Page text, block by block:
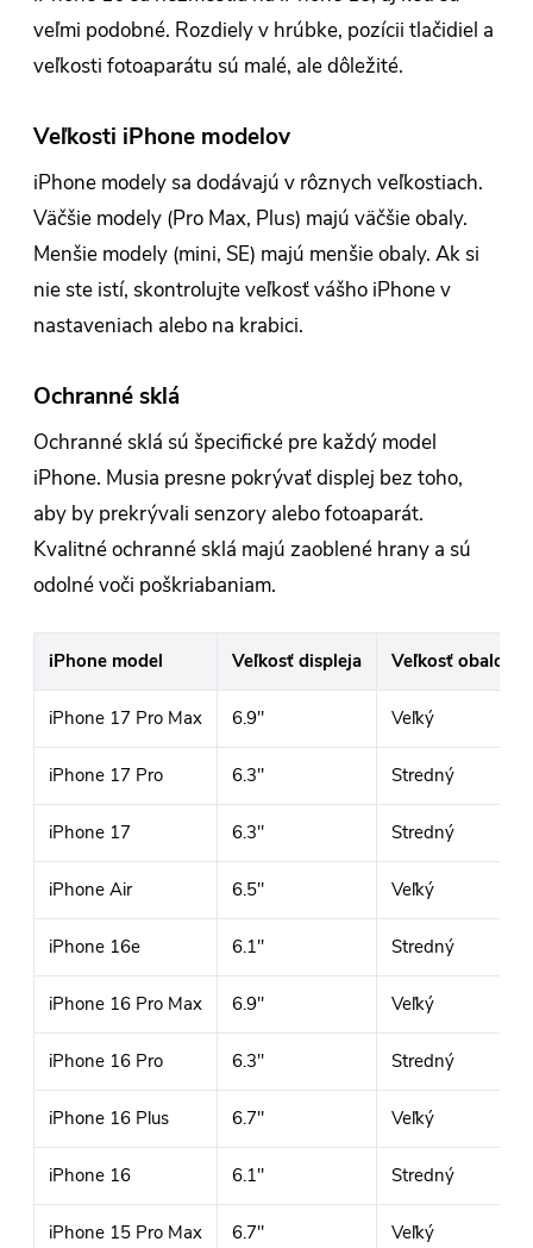
veľmi podobné. Rozdiely v hrúbke, pozícii tlačidiel a
veľkosti fotoaparátu sú malé, ale dôležité.
Veľkosti iPhone modelov
iPhone modely sa dodávajú v rôznych veľkostiach.
Väčšie modely (Pro Max, Plus) majú väčšie obaly.
Menšie modely (mini, SE) majú menšie obaly. Ak si
nie ste istí, skontrolujte veľkosť vášho iPhone v
nastaveniach alebo na krabici.
Ochranné sklá
Ochranné sklá sú špecifické pre každý model
iPhone. Musia presne pokrývať displej bez toho,
aby by prekrývali senzory alebo fotoaparát.
Kvalitné ochranné sklá majú zaoblené hrany a sú
odolné voči poškriabaniam.
iPhone model Veľkosť displeja Veľkosť obalov
iPhone 17 Pro Max 6.9" Veľký
iPhone 17 Pro 6.3" Stredný
iPhone 17 6.3" Stredný
iPhone Air 6.5" Veľký
iPhone 16e 6.1" Stredný
iPhone 16 Pro Max 6.9" Veľký
iPhone 16 Pro 6.3" Stredný
iPhone 16 Plus 6.7" Veľký
iPhone 16 6.1" Stredný
iPhone 15 Pro Max 6.7" Veľký